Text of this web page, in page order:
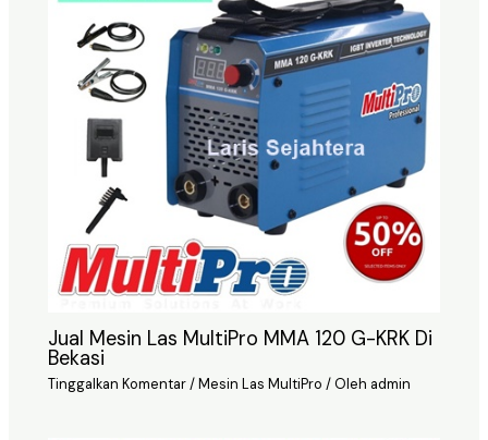
Jual Mesin Las MultiPro MMA 120 G-KRK Di
Bekasi
Tinggalkan Komentar/Mesin Las MultiPro / Oleh admin